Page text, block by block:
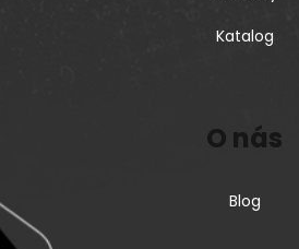
Katalog
O nás
Blog